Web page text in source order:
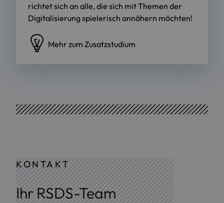
richtet sich an alle, die sich mit Themen der
Digitalisierung spielerisch annähern möchten!
Mehr zum Zusatzstudium
KONTAKT
Ihr RSDS-Team